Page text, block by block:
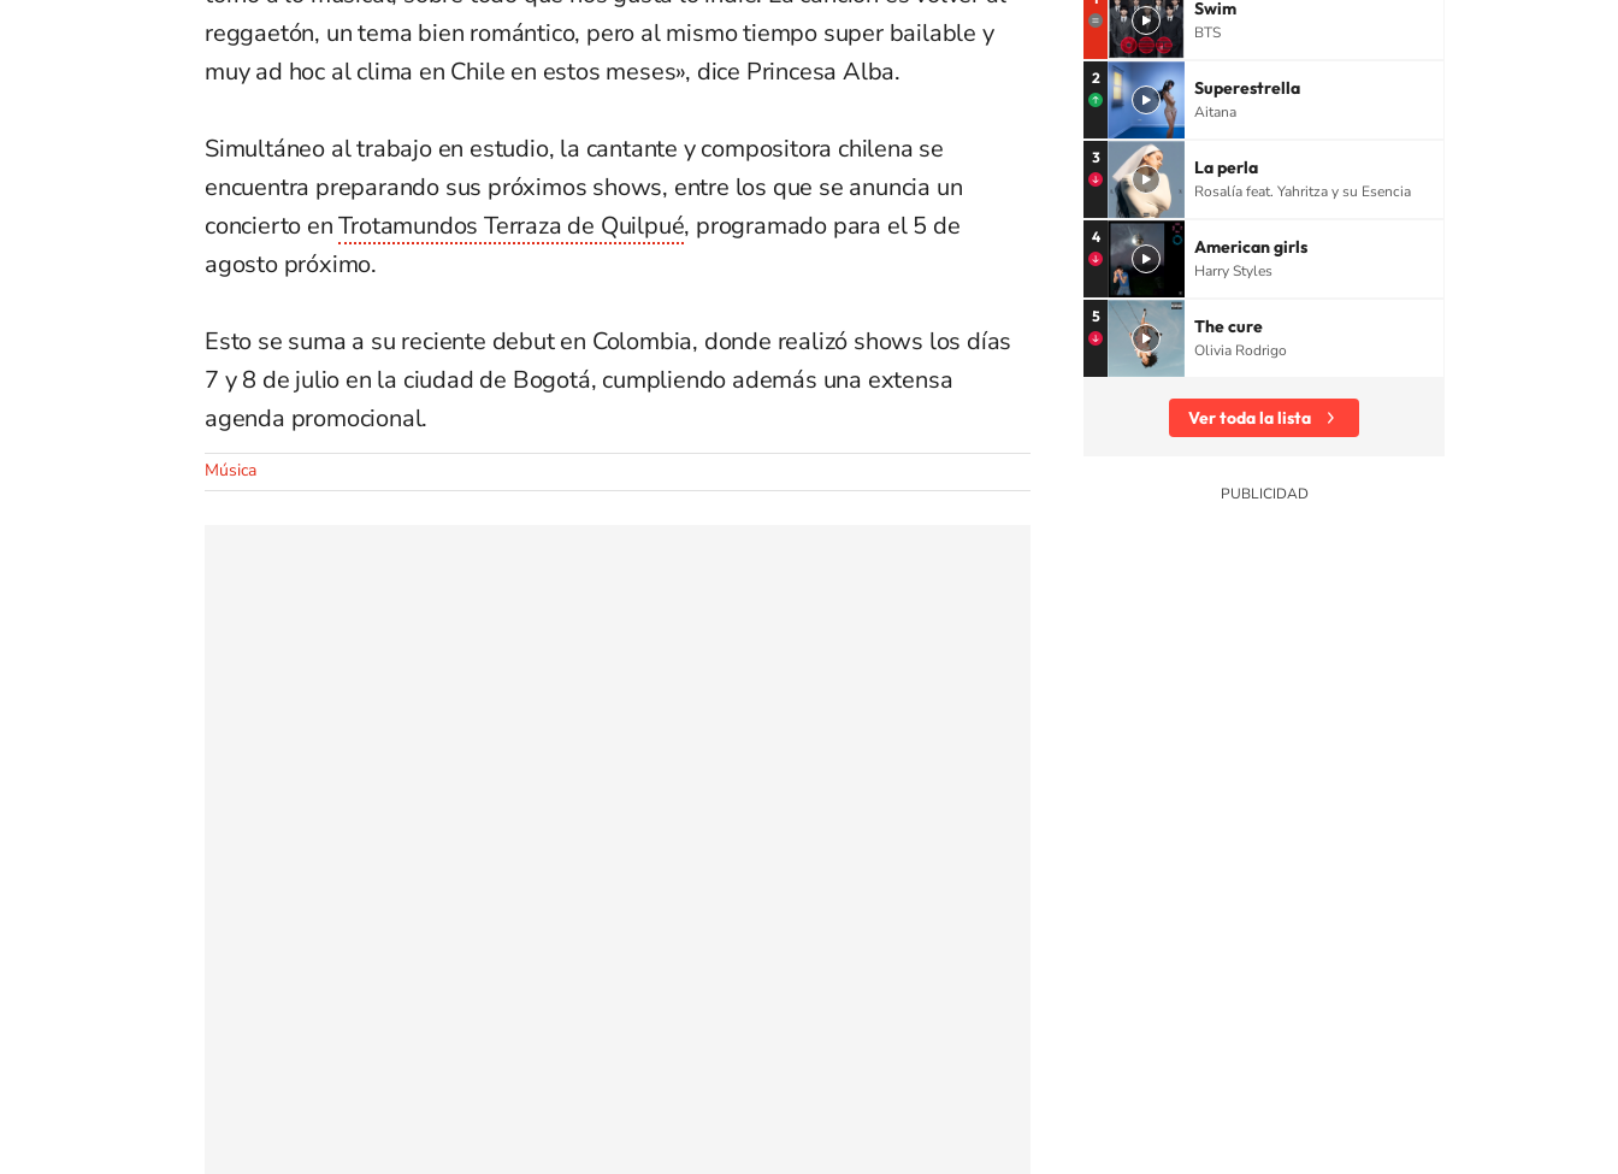
reggaetón, un tema bien romántico, pero al mismo tiempo super bailable y
muy ad hoc al clima en Chile en estos meses», dice Princesa Alba.
Simultáneo al trabajo en estudio, la cantante y compositora chilena se
encuentra preparando sus próximos shows, entre los que se anuncia un
concierto enTrotamundos Terraza de Quilpué, programado para el 5 de
agosto próximo.
Esto se suma a su reciente debut en Colombia, donde realizó shows los días
7 y 8 de julio en la ciudad de Bogotá, cumpliendo además una extensa
agenda promocional.
Música
Swim
BTS
2 Superestrella
Aitana
3 La perla
Rosalía feat. Yahritza y su Esencia
4 American girls
Harry Styles
5 The cure
Olivia Rodrigo
Ver toda la lista